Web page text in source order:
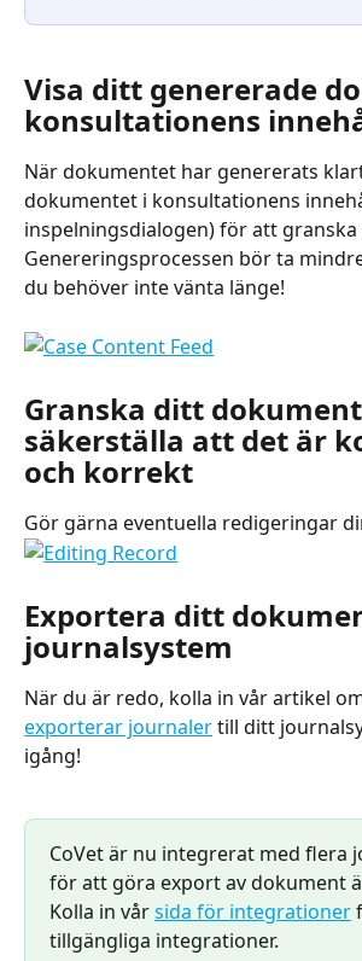
Visa ditt genererade
konsultationens
När dokumentet har genererats
dokumentet i konsultationens
inspelningsdialogen) för att granska
Genereringsprocessen bör ta
du behöver inte vänta länge!
Granska ditt
säkerställa att det är
och korrekt
Gör gärna eventuella redigeringar
Exportera ditt
journalsystem
När du är redo, kolla in vår artikel
exporterar journaler till ditt
igång!
CoVet är nu integrerat med flera
för att göra export av dokument
Kolla in vår sida för integrationer
tillgängliga integrationer.